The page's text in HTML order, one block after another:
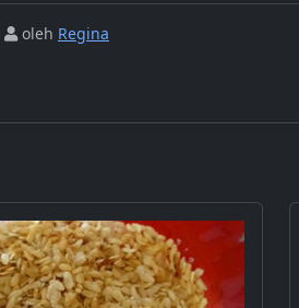
oleh Regina